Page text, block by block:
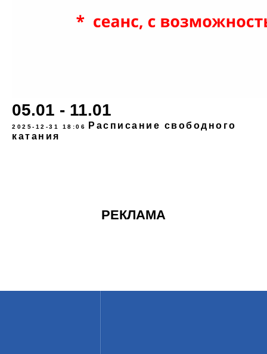
05.01 - 11.01
2025-12-31 18:06
Расписание свободного
катания
РЕКЛАМА